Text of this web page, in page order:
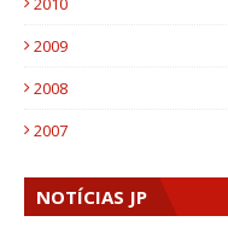
2009
2008
2007
NOTÍCIAS JP